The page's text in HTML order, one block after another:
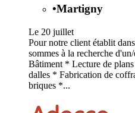
•Martigny
Le 20 juillet
Pour notre client établit
sommes à la recherche
Bâtiment * Lecture de
dalles * Fabrication de
briques *...